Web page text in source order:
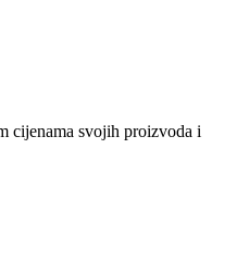
cijenama svojih proizvoda i